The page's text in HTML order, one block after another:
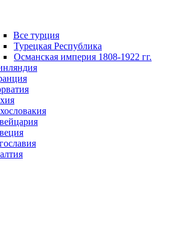
Все турция
Турецкая Республика
Османская империя 1808-1922 гг.